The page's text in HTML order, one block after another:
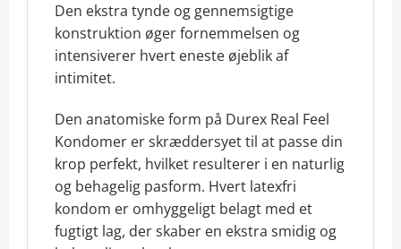
Den ekstra tynde og gennemsigtige
konstruktion øger fornemmelsen og
intensiverer hvert eneste øjeblik af
intimitet.
Den anatomiske form på Durex Real Feel
Kondomer er skræddersyet til at passe din
krop perfekt, hvilket resulterer i en naturlig
og behagelig pasform. Hvert latexfri
kondom er omhyggeligt belagt med et
fugtigt lag, der skaber en ekstra smidig og